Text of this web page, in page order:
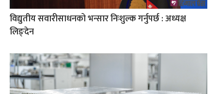
विद्युतीय सवारीसाधनको भन्सार निःशुल्क गर्नुपर्छ : अध्यक्ष
लिङ्देन